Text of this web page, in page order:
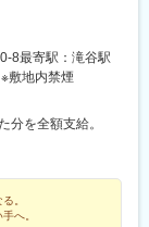
8最寄駅：滝谷駅
敷地内禁煙
を全額支給。
。
へ。